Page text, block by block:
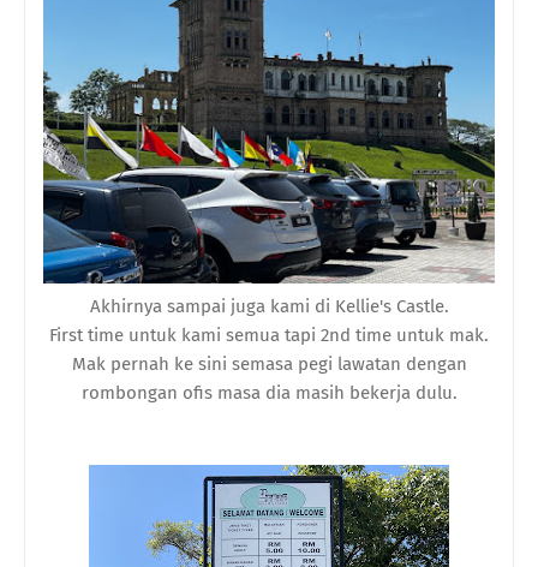
Akhirnya sampai juga kami di Kellie's Castle.
First time untuk kami semua tapi 2nd time untuk mak.
Mak pernah ke sini semasa pegi lawatan dengan
rombongan ofis masa dia masih bekerja dulu.